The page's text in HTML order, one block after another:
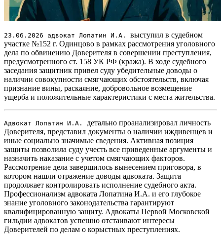
23.06.2026 адвокат Лопатин И.А. выступил в судебном
участке №152 г. Одинцово в рамках рассмотрения уголовного
дела по обвинению Доверителя в совершении преступления,
предусмотренного ст. 158 УК РФ (кража). В ходе судебного
заседания защитник привел суду убедительные доводы о
наличии совокупности смягчающих обстоятельств, включая
признание вины, раскаяние, добровольное возмещение
ущерба и положительные характеристики с места жительства.
Адвокат Лопатин И.А. детально проанализировал личность
Доверителя, представил документы о наличии иждивенцев и
иные социально значимые сведения. Активная позиция
защиты позволила суду учесть все приведенные аргументы и
назначить наказание с учетом смягчающих факторов.
Рассмотрение дела завершилось вынесением приговора, в
котором нашли отражение доводы адвоката. Защита
продолжает контролировать исполнение судебного акта.
Профессионализм адвоката Лопатина И.А. и его глубокое
знание уголовного законодательства гарантируют
квалифицированную защиту. Адвокаты Первой Московской
гильдии адвокатов успешно отстаивают интересы
Доверителей по делам о корыстных преступлениях.